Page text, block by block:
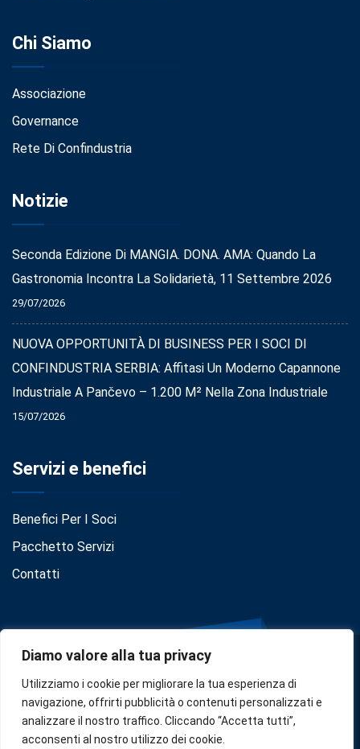
Diamo valore alla tua privacy
Utilizziamo i cookie per migliorare la tua esperienza di
navigazione, offrirti pubblicità o contenuti personalizzati e
analizzare il nostro traffico. Cliccando “Accetta tutti”,
acconsenti al nostro utilizzo dei cookie.
Chi Siamo
Associazione
Governance
Rete Di Confindustria
Notizie
Seconda Edizione Di MANGIA. DONA. AMA: Quando La
Gastronomia Incontra La Solidarietà, 11 Settembre 2026
29/07/2026
NUOVA OPPORTUNITÀ DI BUSINESS PER I SOCI DI
CONFINDUSTRIA SERBIA: Affitasi Un Moderno Capannone
Industriale A Pančevo – 1.200 M² Nella Zona Industriale
15/07/2026
Servizi e benefici
Benefici Per I Soci
Pacchetto Servizi
Contatti
Privacy•Cookie Policy•Disclaimer